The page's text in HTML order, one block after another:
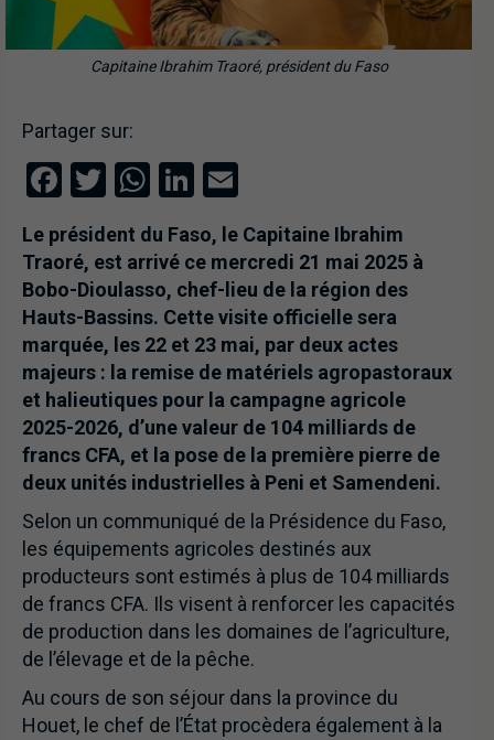
Capitaine Ibrahim Traoré, président du Faso
Partager sur:
Facebook
TwitterWhatsApp
LinkedIn
Le président du Faso, le Capitaine Ibrahim
Traoré, est arrivé ce mercredi 21 mai 2025 à
Bobo-Dioulasso, chef-lieu de la région des
Hauts-Bassins. Cette visite officielle sera
marquée, les 22 et 23 mai, par deux actes
majeurs : la remise de matériels agropastoraux
et halieutiques pour la campagne agricole
2025-2026, d’une valeur de 104 milliards de
francs CFA, et la pose de la première pierre de
deux unités industrielles à Peni et Samendeni.
Selon un communiqué de la Présidence du Faso,
les équipements agricoles destinés aux
producteurs sont estimés à plus de 104 milliards
de francs CFA. Ils visent à renforcer les capacités
de production dans les domaines de l’agriculture,
de l’élevage et de la pêche.
Au cours de son séjour dans la province du
Houet, le chef de l’État procèdera également à la